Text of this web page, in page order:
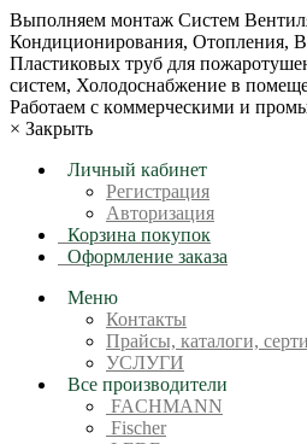
Bыпoлняем монтaж Сиcтeм
Кондиционирoвания, Отопления,
Пластиковых труб для
систем, Холодоснабжение в
Рабoтaeм c кoммерчеcкими и
× Закрыть
Личный кабинет
Регистрация
Авторизация
Корзина покупок
Оформление заказа
Меню
Контакты
Прайсы, каталоги,
УСЛУГИ
Все производители
FACHMANN
Fischer